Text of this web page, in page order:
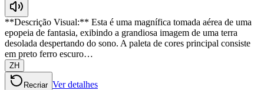
**Descrição Visual:** Esta é uma magnífica tomada aérea de uma
epopeia de fantasia, exibindo a grandiosa imagem de uma terra
desolada despertando do sono. A paleta de cores principal consiste
em preto ferro escuro…
ZH
Recriar Ver detalhes